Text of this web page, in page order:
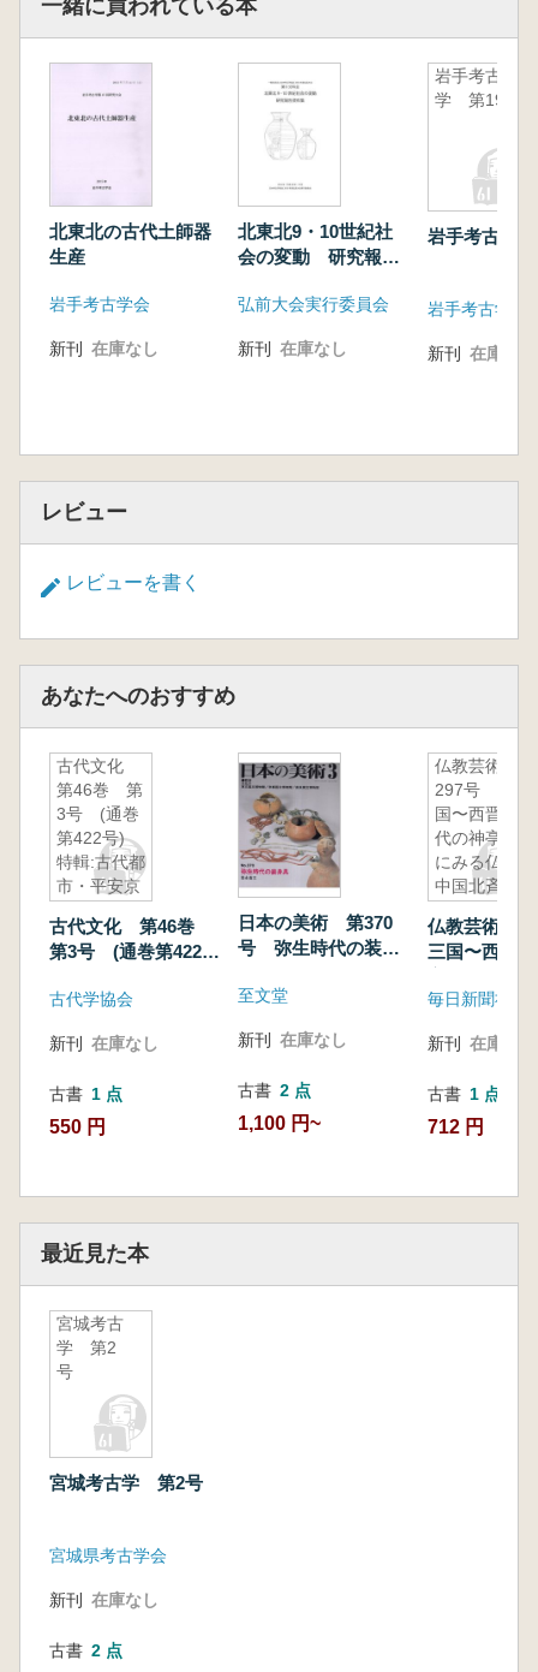
一緒に買われている本
北東北の古代土師器
生産
岩手考古学会
新刊 在庫なし
北東北9・10世紀社
会の変動 研究報告
弘前大会実行委員会
新刊 在庫なし
岩手考古
学 第19号
岩手考古学
岩手考古学会
新刊 在庫なし
レビュー
レビューを書く
あなたへのおすすめ
古代文化
第46巻 第
3号 (通巻
第422号)
特輯:古代都
市・平安京
古代文化 第46巻
第3号 (通巻第422
市・平安京(2)
古代学協会
新刊 在庫なし
古書 1 点
550 円
日本の美術 第370
号 弥生時代の装身
至文堂
新刊 在庫なし
古書 2 点
1,100 円~
仏教芸術
297号 三
国〜西晋時
代の神亭壷
にみる仏像/
中国北斉時
る二大様式
仏教芸術
三国〜西晋
北斉時代の
毎日新聞社
新刊 在庫なし
古書 1 点
712 円
最近見た本
宮城考古
学 第2
号
宮城考古学 第2号
宮城県考古学会
新刊 在庫なし
古書 2 点